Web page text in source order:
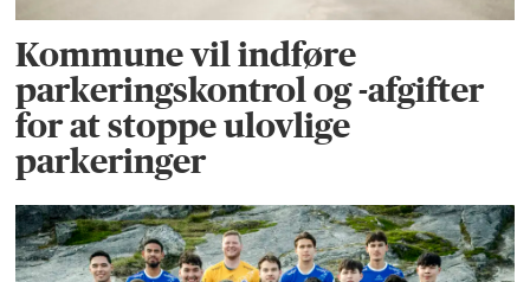
Kommune vil indføre
parkeringskontrol og -afgifter
for at stoppe ulovlige
parkeringer